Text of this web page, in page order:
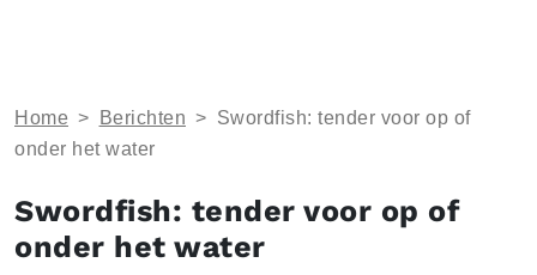
Home > Berichten > Swordfish: tender voor op of
onder het water
Swordfish: tender voor op of
onder het water